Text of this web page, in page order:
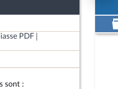
PDF
sont :